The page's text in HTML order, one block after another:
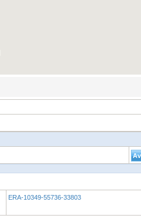
ERA-10349-55736-33803